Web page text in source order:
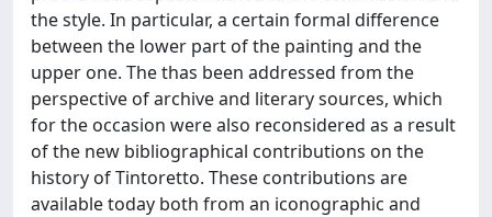
the style. In particular, a certain formal difference
between the lower part of the painting and the
upper one. The thas been addressed from the
perspective of archive and literary sources, which
for the occasion were also reconsidered as a result
of the new bibliographical contributions on the
history of Tintoretto. These contributions are
available today both from an iconographic and